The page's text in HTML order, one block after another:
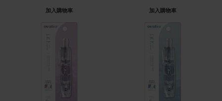
加入購物車 加入購物車